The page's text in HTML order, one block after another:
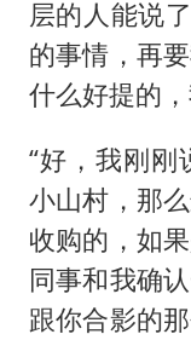
层的人能说
的事情，再
什么好提的
“好，我刚刚
小山村，那
收购的，如
同事和我确
跟你合影的